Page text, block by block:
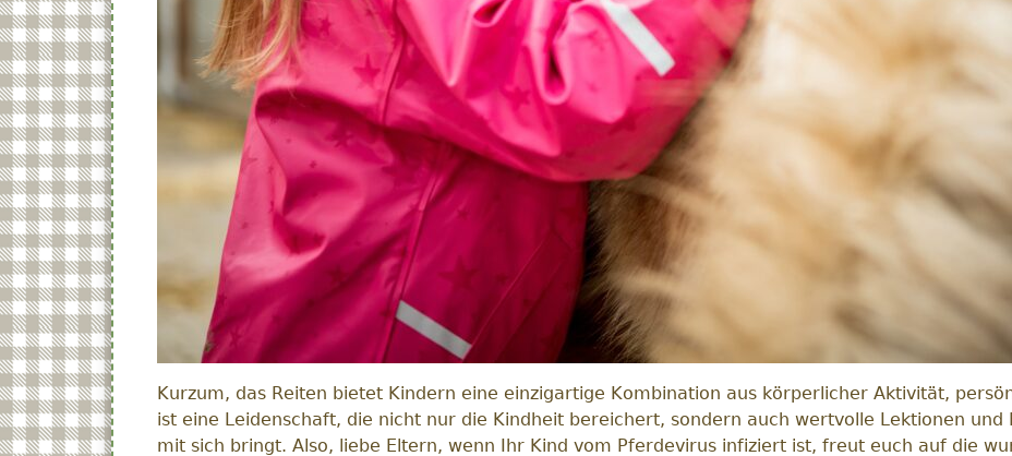
Kurzum, das Reiten bietet Kindern eine einzigartige Kombination aus körperlicher Aktivität,
ist eine Leidenschaft, die nicht nur die Kindheit bereichert, sondern auch wertvolle Lektionen und
mit sich bringt. Also, liebe Eltern, wenn Ihr Kind vom Pferdevirus infiziert ist, freut euch auf die